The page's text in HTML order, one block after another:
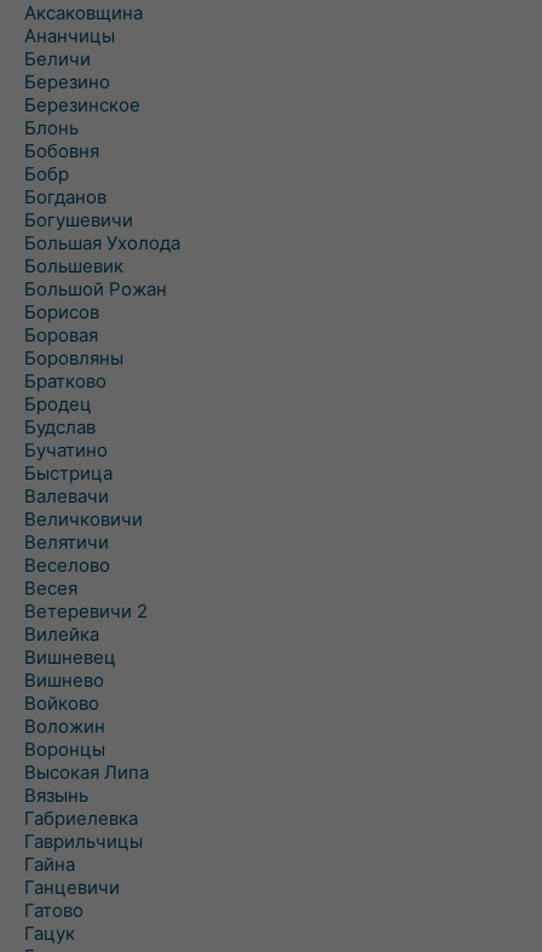
Аксаковщина
Ананчицы
Беличи
Березино
Березинское
Блонь
Бобовня
Бобр
Богданов
Богушевичи
Большая Ухолода
Большевик
Большой Рожан
Борисов
Боровая
Боровляны
Братково
Бродец
Будслав
Бучатино
Быстрица
Валевачи
Величковичи
Велятичи
Веселово
Весея
Ветеревичи 2
Вилейка
Вишневец
Вишнево
Войково
Воложин
Воронцы
Высокая Липа
Вязынь
Габриелевка
Гаврильчицы
Гайна
Ганцевичи
Гатово
Гацук